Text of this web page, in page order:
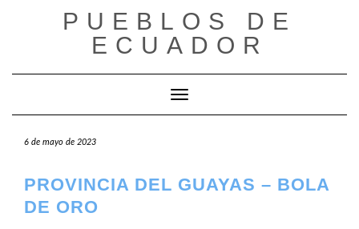
PUEBLOS DE
ECUADOR
Cambiar modo de navegación
6 de mayo de 2023
PROVINCIA DEL GUAYAS – BOLA
DE ORO